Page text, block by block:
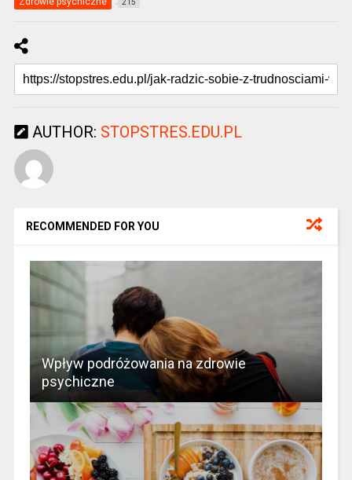
AUTHOR: STOPSTRES.EDU.PL
RECOMMENDED FOR YOU
Wpływ podróżowania na zdrowie
psychiczne